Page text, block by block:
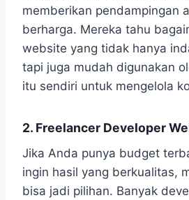
memberikan pendampingan
berharga. Mereka tahu
website yang tidak hanya
tapi juga mudah digunakan
itu sendiri untuk mengelola
2. Freelancer Developer
Jika Anda punya budget
ingin hasil yang berkualitas,
bisa jadi pilihan. Banyak